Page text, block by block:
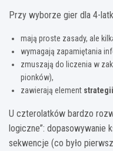
Przy wyborze gier dla 4-
mają proste zasady, ale
wymagają zapamiętania
zmuszają do liczenia w
pionków),
zawierają element strategii
U czterolatków bardzo
logiczne”: dopasowywanie
sekwencje (co było